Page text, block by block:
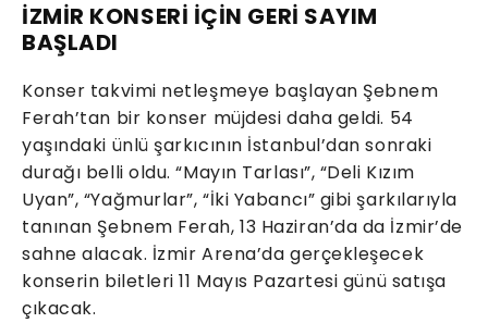
İZMİR KONSERİ İÇİN GERİ SAYIM
BAŞLADI
Konser takvimi netleşmeye başlayan Şebnem
Ferah’tan bir konser müjdesi daha geldi. 54
yaşındaki ünlü şarkıcının İstanbul’dan sonraki
durağı belli oldu. “Mayın Tarlası”, “Deli Kızım
Uyan”, “Yağmurlar”, “İki Yabancı” gibi şarkılarıyla
tanınan Şebnem Ferah, 13 Haziran’da da İzmir’de
sahne alacak. İzmir Arena’da gerçekleşecek
konserin biletleri 11 Mayıs Pazartesi günü satışa
çıkacak.